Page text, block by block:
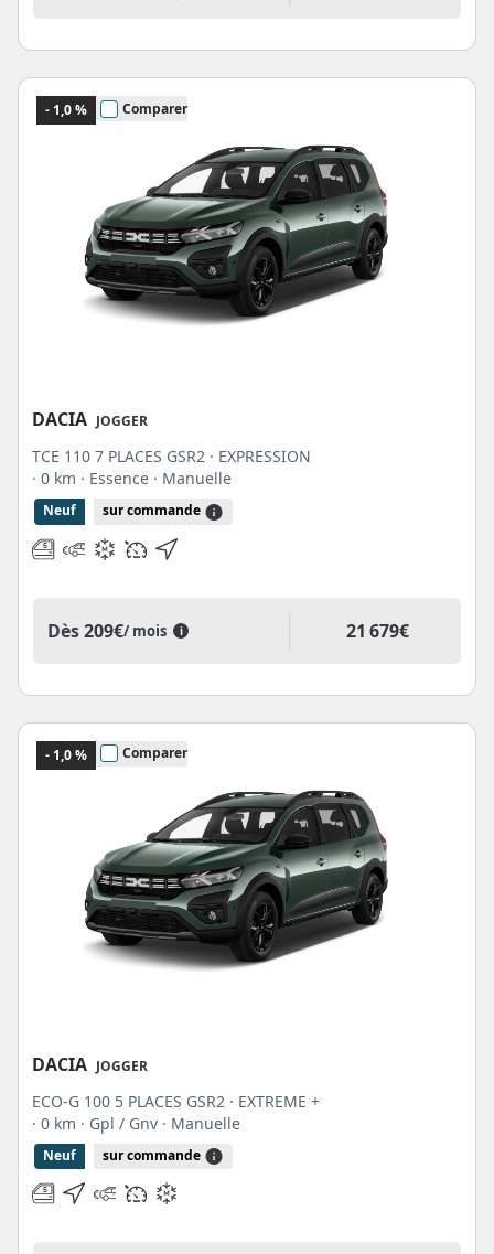
- 1,0 % Comparer
DACIA JOGGER
TCE 110 7 PLACES GSR2 · EXPRESSION
· 0 km · Essence · Manuelle
Neuf sur commande
Dès209€/ mois i 21 679€
- 1,0 % Comparer
DACIA JOGGER
ECO-G 100 5 PLACES GSR2 · EXTREME +
· 0 km · Gpl / Gnv · Manuelle
Neuf sur commande